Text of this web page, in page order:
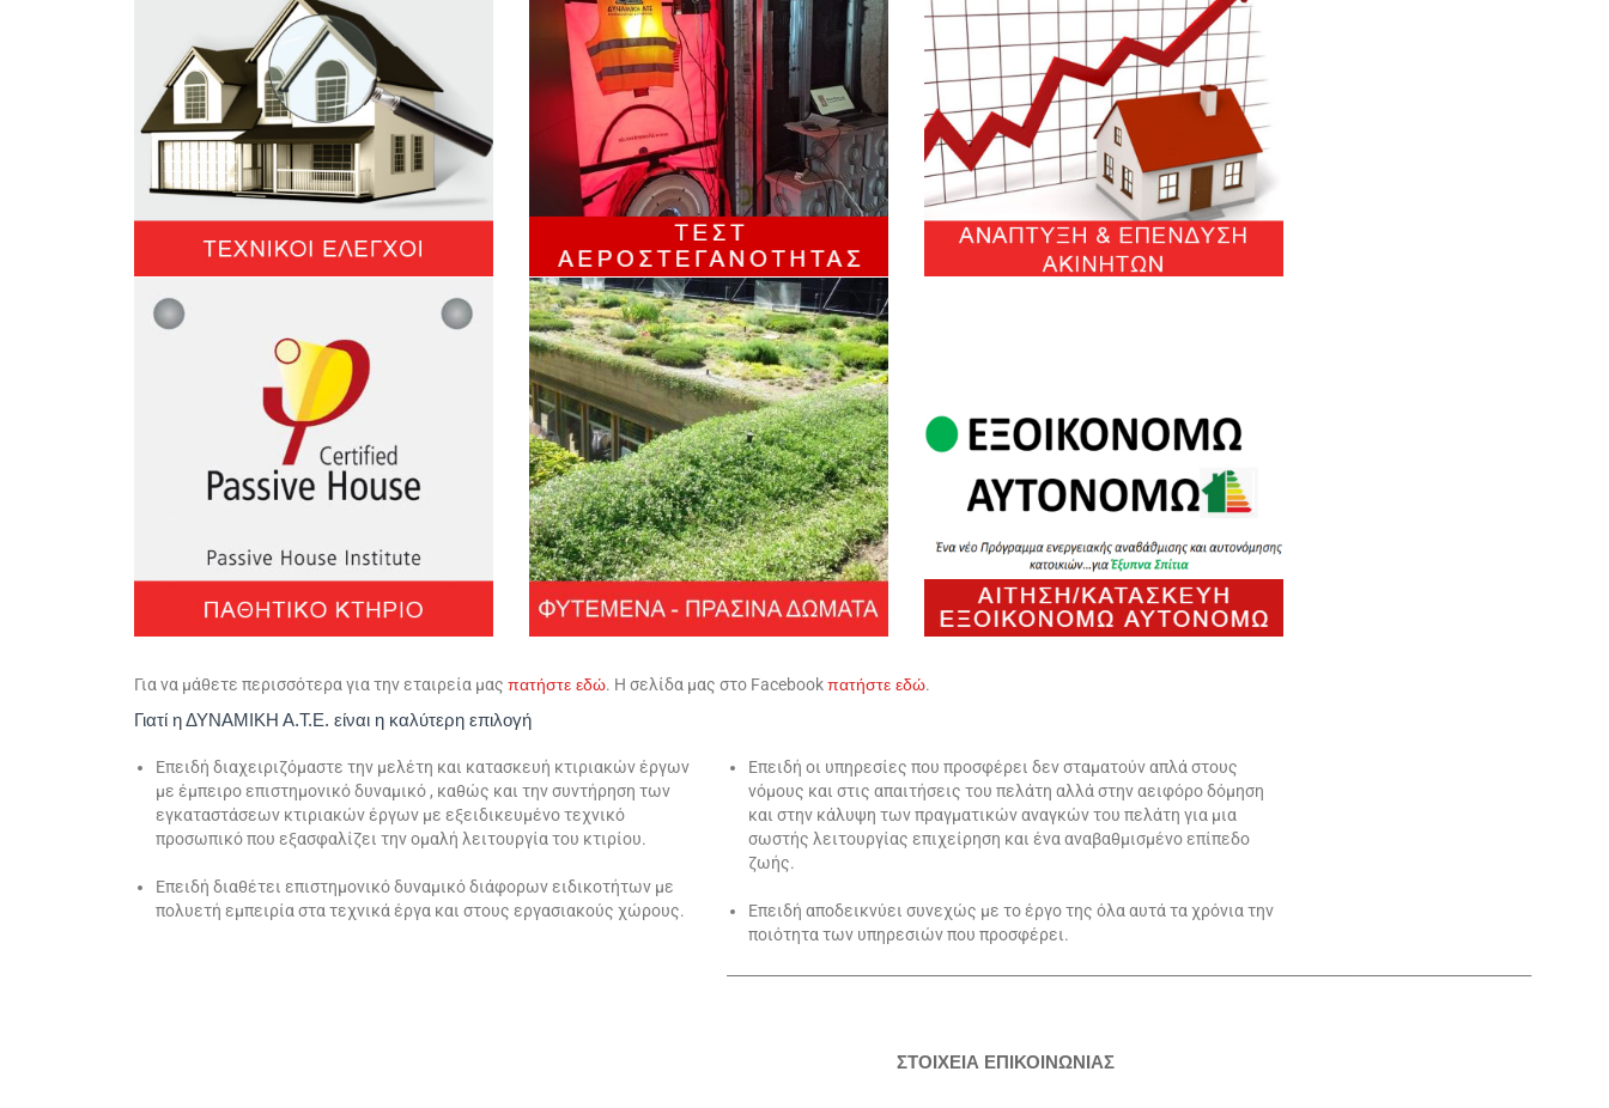
Για να μάθετε περισσότερα για την εταιρεία μας πατήστε εδώ. Η σελίδα μας στο Facebookπατήστε εδώ.
Γιατί η ΔΥΝΑΜΙΚΗ Α.Τ.Ε. είναι η καλύτερη επιλογή
Επειδή διαχειριζόμαστε την μελέτη και κατασκευή κτιριακών έργων
με έμπειρο επιστημονικό δυναμικό , καθώς και την συντήρηση των
εγκαταστάσεων κτιριακών έργων με εξειδικευμένο τεχνικό
προσωπικό που εξασφαλίζει την ομαλή λειτουργία του κτιρίου.
Επειδή διαθέτει επιστημονικό δυναμικό διάφορων ειδικοτήτων με
πολυετή εμπει­ρία στα τεχνικά έργα και στους εργασιακούς χώρους.
Επειδή οι υπηρεσίες που προσφέρει δεν σταματούν απλά στους
νόμους και στις απαιτήσεις του πελάτη αλλά στην αειφόρο δόμηση
και στην κάλυψη των πραγματικών αναγκών του πελάτη για μια
σωστής λειτουργίας επιχείρηση και ένα αναβαθμισμένο επίπεδο
ζωής.
Επειδή αποδεικνύει συνεχώς με το έργο της όλα αυτά τα χρόνια την
ποιότητα των υπηρεσιών που προσφέρει.
ΣΤΟΙΧΕΙΑ ΕΠΙΚΟΙΝΩΝΙΑΣ